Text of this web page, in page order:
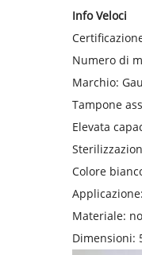
Info Veloci
Numero di
Marchio:
Tampone
Elevata
Colore
Materiale:
Dimensioni: